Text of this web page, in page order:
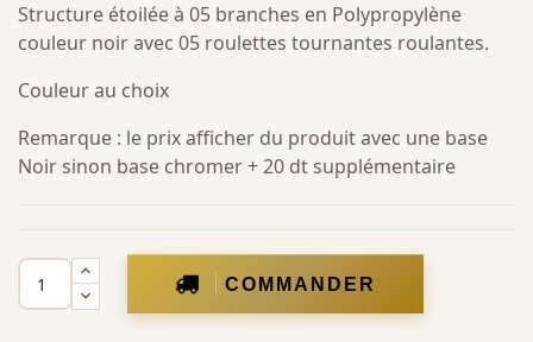
Structure étoilée à 05 branches en Polypropylène
couleur noir avec 05 roulettes tournantes roulantes.
Couleur au choix
Remarque : le prix afficher du produit avec une base
Noir sinon base chromer + 20 dt supplémentaire
COMMANDER